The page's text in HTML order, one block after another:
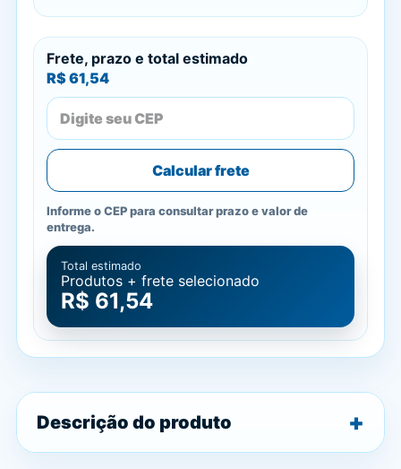
Frete, prazo e total estimado
R$ 61,54
Calcular frete
Informe o CEP para consultar prazo e valor de
entrega.
Total estimado
Produtos + frete selecionado
R$ 61,54
Descrição do produto